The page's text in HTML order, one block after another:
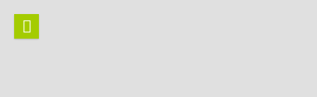
indhold